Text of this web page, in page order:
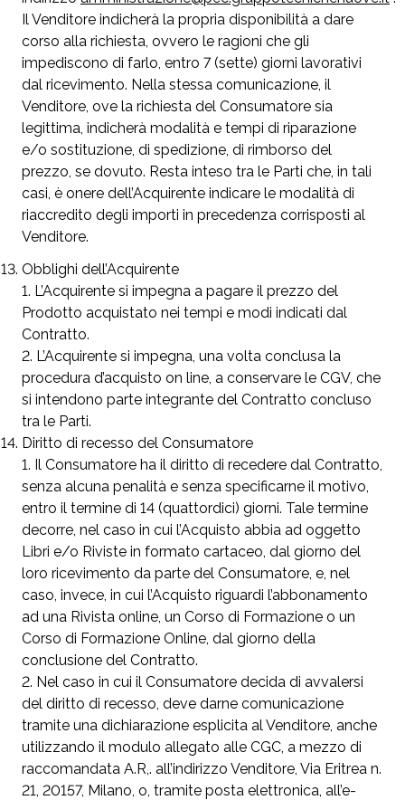
Il Venditore indicherà la propria disponibilità a dare
corso alla richiesta, ovvero le ragioni che gli
impediscono di farlo, entro 7 (sette) giorni lavorativi
dal ricevimento. Nella stessa comunicazione, il
Venditore, ove la richiesta del Consumatore sia
legittima, indicherà modalità e tempi di riparazione
e/o sostituzione, di spedizione, di rimborso del
prezzo, se dovuto. Resta inteso tra le Parti che, in tali
casi, è onere dell’Acquirente indicare le modalità di
riaccredito degli importi in precedenza corrisposti al
Venditore.
Obblighi dell’Acquirente
L’Acquirente si impegna a pagare il prezzo del
Prodotto acquistato nei tempi e modi indicati dal
Contratto.
L’Acquirente si impegna, una volta conclusa la
procedura d’acquisto on line, a conservare le CGV, che
si intendono parte integrante del Contratto concluso
tra le Parti.
Diritto di recesso del Consumatore
Il Consumatore ha il diritto di recedere dal Contratto,
senza alcuna penalità e senza specificarne il motivo,
entro il termine di 14 (quattordici) giorni. Tale termine
decorre, nel caso in cui l’Acquisto abbia ad oggetto
Libri e/o Riviste in formato cartaceo, dal giorno del
loro ricevimento da parte del Consumatore, e, nel
caso, invece, in cui l’Acquisto riguardi l’abbonamento
ad una Rivista online, un Corso di Formazione o un
Corso di Formazione Online, dal giorno della
conclusione del Contratto.
Nel caso in cui il Consumatore decida di avvalersi
del diritto di recesso, deve darne comunicazione
tramite una dichiarazione esplicita al Venditore, anche
utilizzando il modulo allegato alle CGC, a mezzo di
raccomandata A.R,. all’indirizzo Venditore, Via Eritrea n.
21, 20157, Milano, o, tramite posta elettronica, all’e-